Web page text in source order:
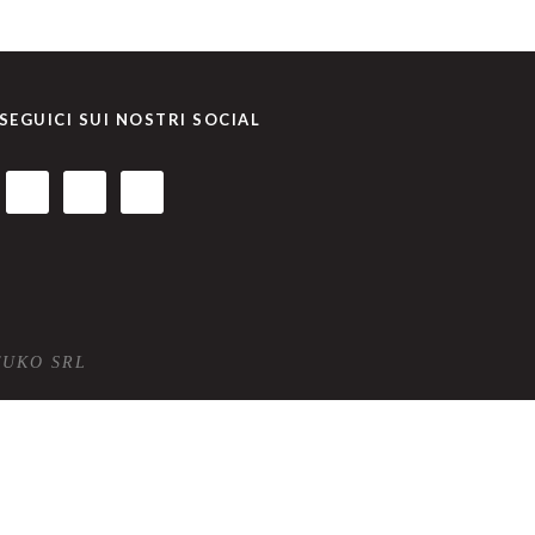
SUI NOSTRI SOCIAL
SRL